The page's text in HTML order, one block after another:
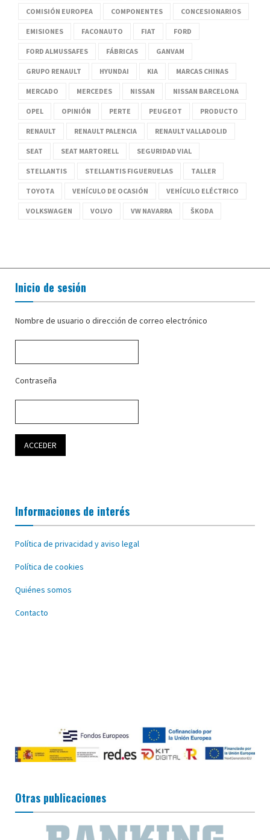
COMISIÓN EUROPEA COMPONENTES CONCESIONARIOS
EMISIONES FACONAUTO FIAT FORD
FORD ALMUSSAFES FÁBRICAS GANVAM
GRUPO RENAULT HYUNDAI KIA MARCAS CHINAS
MERCADO MERCEDES NISSAN NISSAN BARCELONA
OPEL OPINIÓN PERTE PEUGEOT PRODUCTO
RENAULT RENAULT PALENCIA RENAULT VALLADOLID
SEAT SEAT MARTORELL SEGURIDAD VIAL
STELLANTIS STELLANTIS FIGUERUELAS TALLER
TOYOTA VEHÍCULO DE OCASIÓN VEHÍCULO ELÉCTRICO
VOLKSWAGEN VOLVO VW NAVARRA ŠKODA
Inicio de sesión
Nombre de usuario o dirección de correo electrónico
Contraseña
Informaciones de interés
Política de privacidad y aviso legal
Política de cookies
Quiénes somos
Contacto
Otras publicaciones